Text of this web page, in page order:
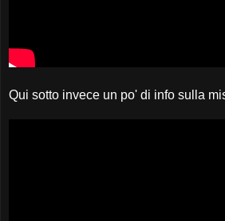
Qui sotto invece un po' di info sulla